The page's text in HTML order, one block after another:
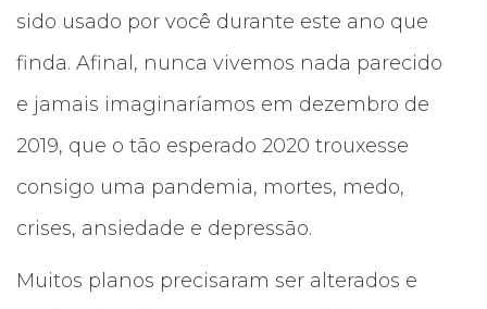
sido usado por você durante este ano que
finda. Afinal, nunca vivemos nada parecido
e jamais imaginaríamos em dezembro de
2019, que o tão esperado 2020 trouxesse
consigo uma pandemia, mortes, medo,
crises, ansiedade e depressão.
Muitos planos precisaram ser alterados e